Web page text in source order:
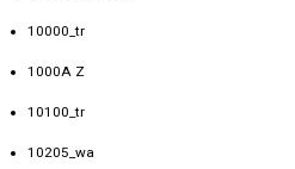
10000_tr
1000A Z
10100_tr
10205_wa